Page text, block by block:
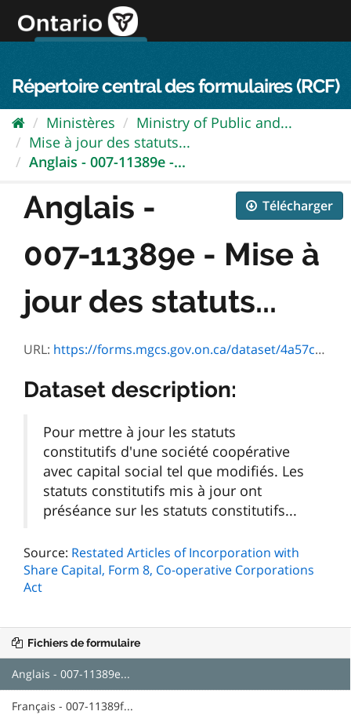
directement
au
Répertoire central des formulaires (RCF)
Ministères
Ministry of Public and...
Mise à jour des statuts...
Anglais - 007-11389e -...
Télécharger
Anglais -
007-11389e - Mise à
jour des statuts...
URL: https://forms.mgcs.gov.on.ca/dataset/4a57c572-9df5-4aab-bb29-a51c7a65847e/resource/ac9803fb-2450-4d10-aa2a-efcb2559d6f7/download/11389e.pdf
Dataset description:
Pour mettre à jour les statuts
constitutifs d'une société coopérative
avec capital social tel que modifiés. Les
statuts constitutifs mis à jour ont
préséance sur les statuts constitutifs...
Source: Restated Articles of Incorporation with
Share Capital, Form 8, Co-operative Corporations
Act
Fichiers de formulaire
Anglais - 007-11389e...
Français - 007-11389f...